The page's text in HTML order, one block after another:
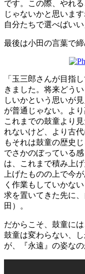
です。この際、やれ
じゃないかと思いま
自分たちで選べばいい
最後は小田の言葉で締
「玉三郎さんが目指
きました。将来どう
しいかという思いが
が普通じゃない。よ
これまでの鼓童より
れないけど、より古
もそれは鼓童の歴史
でさかのぼっている
は、これまで積み上
上げたものの上で今
く作業もしていかな
求を置いてきた先に
田）。
だからこそ、鼓童に
鼓童は変わらない、
が、『永遠』の姿なの